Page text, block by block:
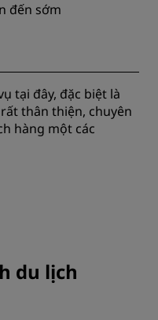
đến sớm
tại đây, đặc biệt là
thân thiện, chuyên
hàng một các
du lịch